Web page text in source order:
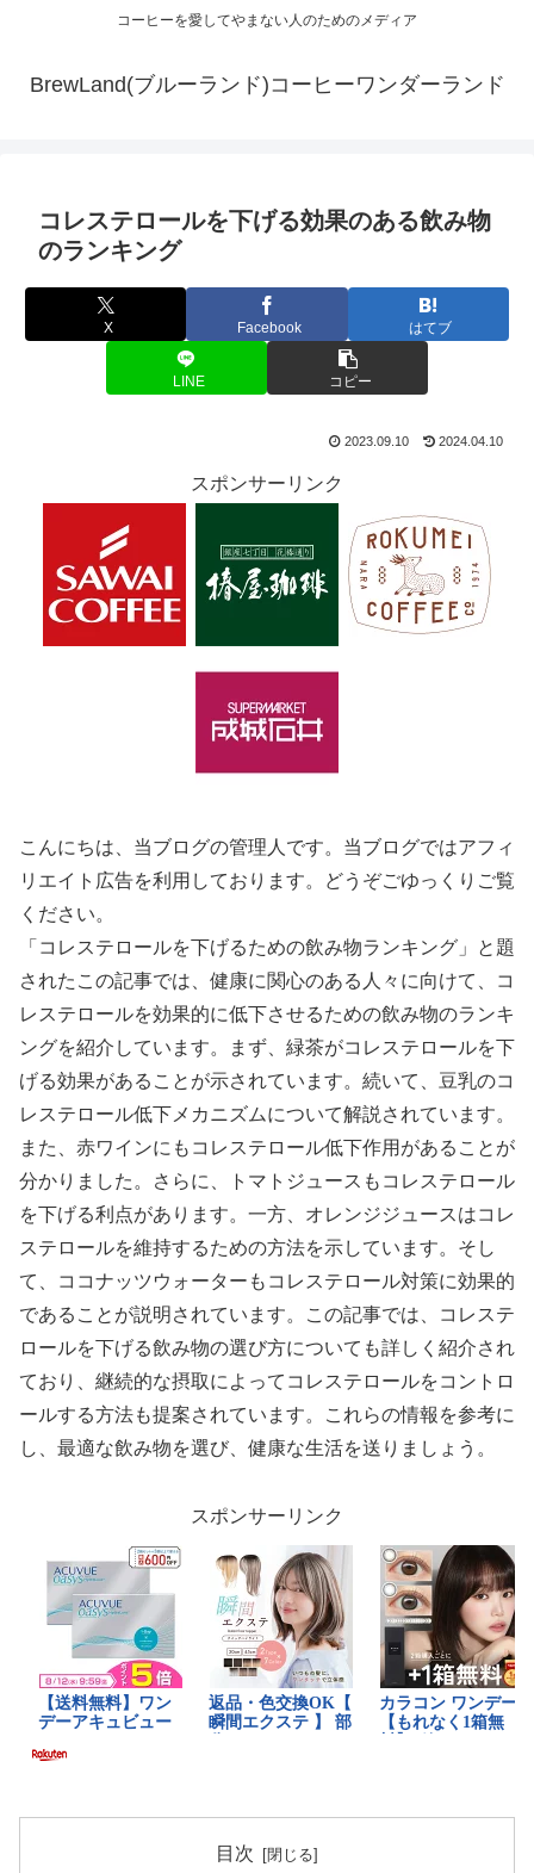
コーヒーを愛してやまない人のためのメディア
BrewLand(ブルーランド)コーヒーワンダーランド
コレステロールを下げる効果のある飲み物
のランキング
X Facebook はてブ
LINE コピー
2023.09.10 2024.04.10
スポンサーリンク
こんにちは、当ブログの管理人です。当ブログではアフィ
リエイト広告を利用しております。どうぞごゆっくりご覧
ください。
「コレステロールを下げるための飲み物ランキング」と題
されたこの記事では、健康に関心のある人々に向けて、コ
レステロールを効果的に低下させるための飲み物のランキ
ングを紹介しています。まず、緑茶がコレステロールを下
げる効果があることが示されています。続いて、豆乳のコ
レステロール低下メカニズムについて解説されています。
また、赤ワインにもコレステロール低下作用があることが
分かりました。さらに、トマトジュースもコレステロール
を下げる利点があります。一方、オレンジジュースはコレ
ステロールを維持するための方法を示しています。そし
て、ココナッツウォーターもコレステロール対策に効果的
であることが説明されています。この記事では、コレステ
ロールを下げる飲み物の選び方についても詳しく紹介され
ており、継続的な摂取によってコレステロールをコントロ
ールする方法も提案されています。これらの情報を参考に
し、最適な飲み物を選び、健康な生活を送りましょう。
スポンサーリンク
目次